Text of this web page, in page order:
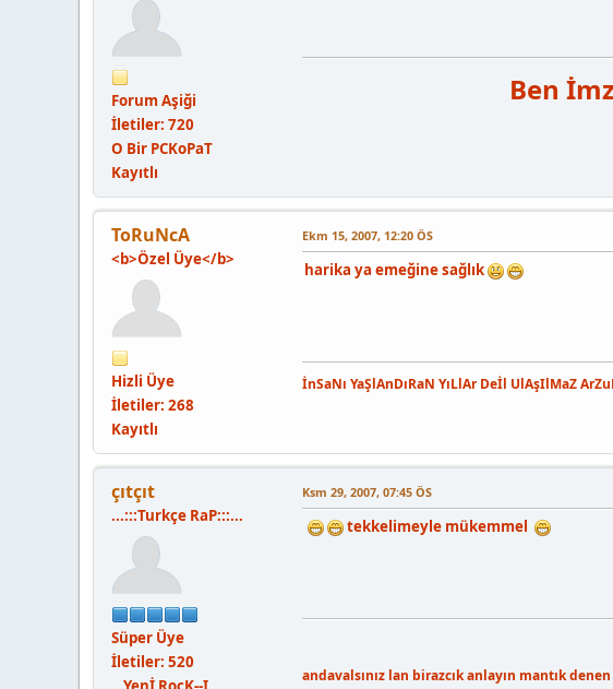
Forum Aşiği
İletiler: 720
O Bir PCKoPaT
Kayıtlı
Ben
ToRuNcA
<b>Özel Üye</b>
Hizli Üye
İletiler: 268
Kayıtlı
Ekm 15, 2007, 12:20 ÖS
harika ya emeğine sağlık
İnSaNı YaŞlAnDıRaN YıLlAr Deİl UlAşIlMaZ
çıtçıt
...:::Turkçe RaP:::...
Süper Üye
İletiler: 520
Ksm 29, 2007, 07:45 ÖS
tekkelimeyle mükemmel
andavalsınız lan birazcık anlayın mantık